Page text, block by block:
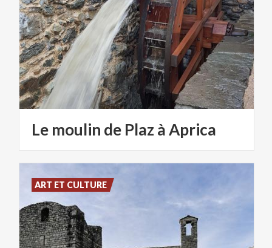
Le moulin de Plaz àAprica
ART ET CULTURE